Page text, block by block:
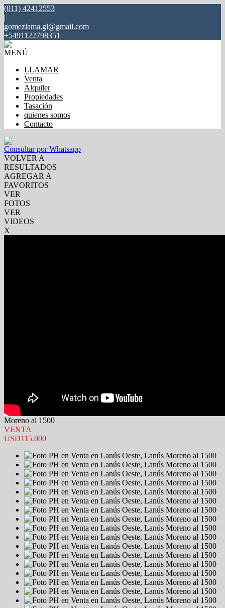
(011) 42412553
|
gomezlama.gl@gmail.com
+5491122798351
MENÚ
LLAMAR
Venta
Alquiler
Propiedades
Tasación
quienes somos
Contacto
Consultar por Whatsapp
VOLVER A
RESULTADOS
AGREGAR A
FAVORITOS
VER
FOTOS
VER
VIDEOS
X
Moreno al 1500
VENTA
USD115.000